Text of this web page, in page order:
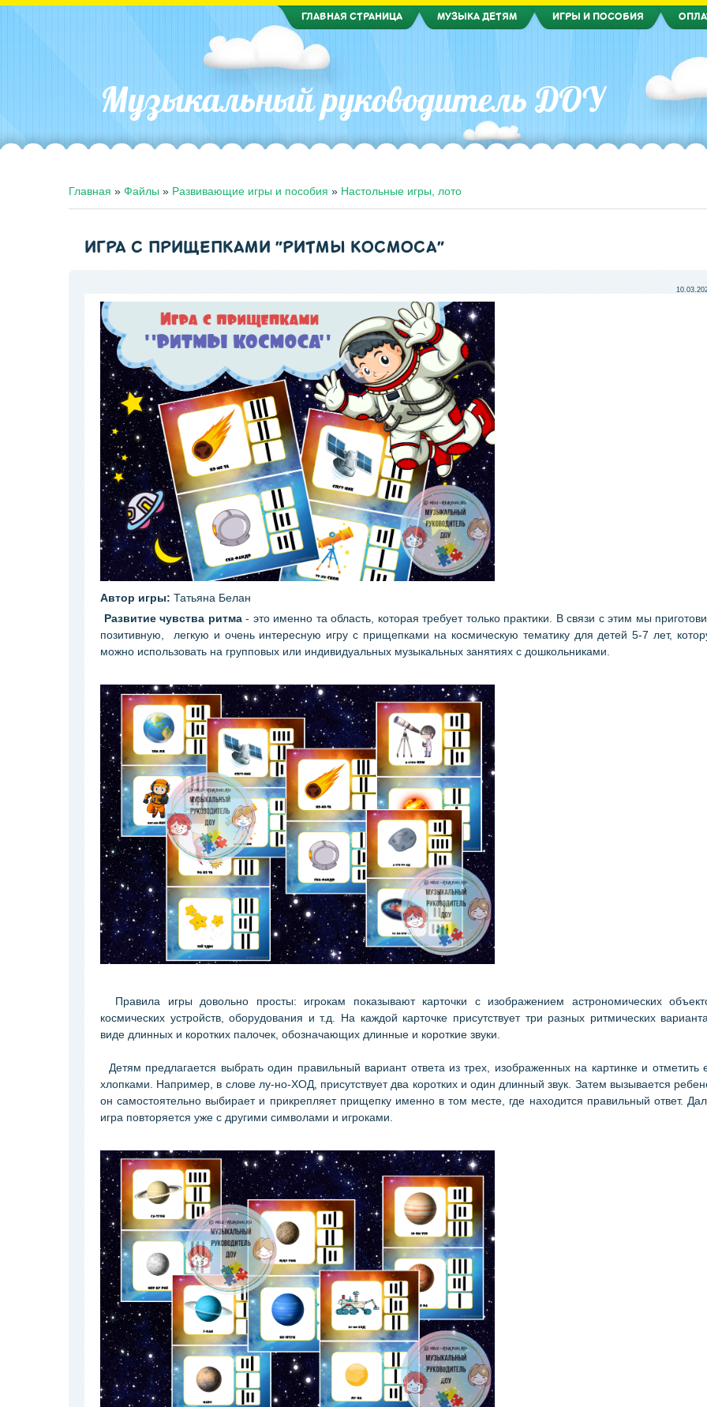
ГЛАВНАЯ СТРАНИЦА МУЗЫКА ДЕТЯМ ИГРЫ И ПОСОБИЯ
Музыкальный руководитель ДОУ
Главная » Файлы » Развивающие игры и пособия » Настольные игры, лото
ИГРА С ПРИЩЕПКАМИ "РИТМЫ КОСМОСА"
Автор игры: Татьяна Белан
Развитие чувства ритма- это именно та область, которая требует только практики. В связи с этим мы
позитивную, легкую и очень интересную игру с прищепками на космическую тематику для детей 5-7 лет,
можно использовать на групповых или индивидуальных музыкальных занятиях с дошкольниками.
Правила игры довольно просты: игрокам показывают карточки с изображением астрономических
космических устройств, оборудования и т.д. На каждой карточке присутствует три разных ритмических
виде длинных и коротких палочек, обозначающих длинные и короткие звуки.
Детям предлагается выбрать один правильный вариант ответа из трех, изображенных на картинке и отметить
хлопками. Например, в слове лу-но-ХОД, присутствует два коротких и один длинный звук. Затем вызывается
он самостоятельно выбирает и прикрепляет прищепку именно в том месте, где находится правильный ответ.
игра повторяется уже с другими символами и игроками.